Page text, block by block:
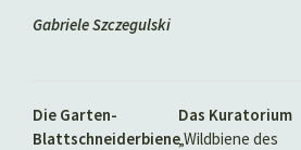
Gabriele Szczegulski
Die Garten-
Blattschneiderbiene
Das Kuratorium
„Wildbiene des
Pollen in ihrer